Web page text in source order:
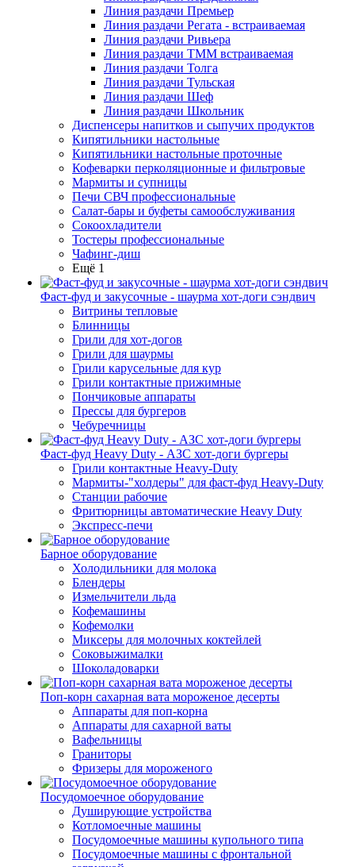
Линия раздачи Премьер
Линия раздачи Регата - встраиваемая
Линия раздачи Ривьера
Линия раздачи ТММ встраиваемая
Линия раздачи Толга
Линия раздачи Тульская
Линия раздачи Шеф
Линия раздачи Школьник
Диспенсеры напитков и сыпучих продуктов
Кипятильники настольные
Кипятильники настольные проточные
Кофеварки перколяционные и фильтровые
Мармиты и супницы
Печи СВЧ профессиональные
Салат-бары и буфеты самообслуживания
Сокоохладители
Тостеры профессиональные
Чафинг-диш
Ещё 1
Фаст-фуд и закусочные - шаурма хот-доги сэндвич
Витрины тепловые
Блинницы
Грили для хот-догов
Грили для шаурмы
Грили карусельные для кур
Грили контактные прижимные
Пончиковые аппараты
Прессы для бургеров
Чебуречницы
Фаст-фуд Heavy Duty - АЗС хот-доги бургеры
Грили контактные Heavy-Duty
Мармиты-"холдеры" для фаст-фуд Heavy-Duty
Станции рабочие
Фритюрницы автоматические Heavy Duty
Экспресс-печи
Барное оборудование
Холодильники для молока
Блендеры
Измельчители льда
Кофемашины
Кофемолки
Миксеры для молочных коктейлей
Соковыжималки
Шоколадоварки
Поп-корн сахарная вата мороженое десерты
Аппараты для поп-корна
Аппараты для сахарной ваты
Вафельницы
Граниторы
Фризеры для мороженого
Посудомоечное оборудование
Душирующие устройства
Котломоечные машины
Посудомоечные машины купольного типа
Посудомоечные машины с фронтальной